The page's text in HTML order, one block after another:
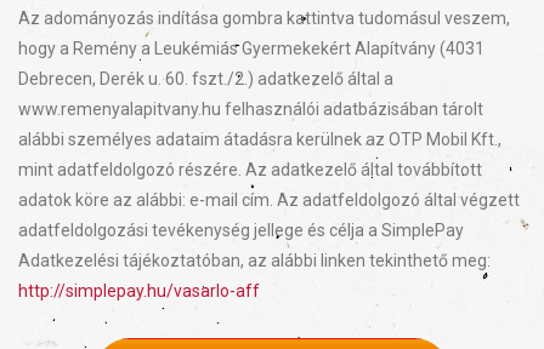
Az adományozás indítása gombra kattintva tudomásul veszem,
hogy a Remény a Leukémiás Gyermekekért Alapítvány (4031
Debrecen, Derék u. 60. fszt./2.) adatkezelő által a
www.remenyalapitvany.hu felhasználói adatbázisában tárolt
alábbi személyes adataim átadásra kerülnek az OTP Mobil Kft.,
mint adatfeldolgozó részére. Az adatkezelő által továbbított
adatok köre az alábbi: e-mail cím. Az adatfeldolgozó által végzett
adatfeldolgozási tevékenység jellege és célja a SimplePay
Adatkezelési tájékoztatóban, az alábbi linken tekinthető meg:
http://simplepay.hu/vasarlo-aff